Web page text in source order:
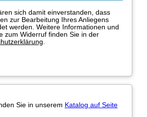
sich damit einverstanden, dass
zur Bearbeitung Ihres Anliegens
werden. Weitere Informationen und
zum Widerruf finden Sie in der
Sie in unserem Katalog auf Seite